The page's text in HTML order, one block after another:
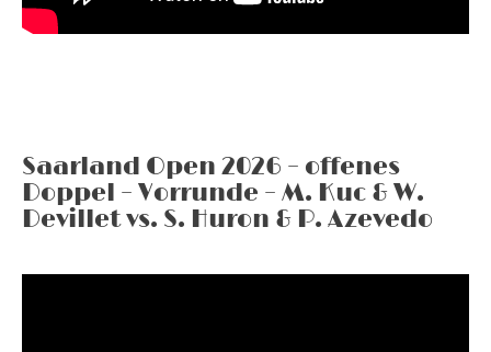
Saarland Open 2026 – offenes
Doppel – Vorrunde – M. Kuc & W.
Devillet vs. S. Huron & P. Azevedo